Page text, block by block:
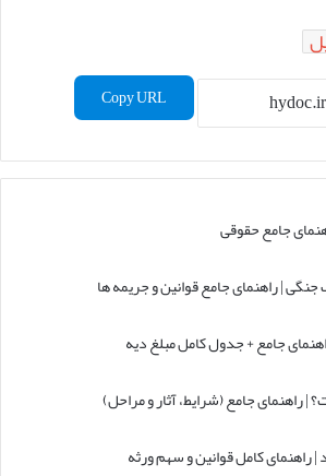
Copy URL
جامع حقوقی
| راهنمای جامع قوانین و جریمه ها
| راهنمای جامع (شرایط، آثار و مراحل)
راهنمای کامل قوانین و سهم ورثه